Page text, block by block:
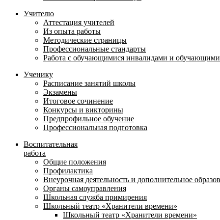
Учителю
Аттестация учителей
Из опыта работы
Методические страницы
Профессиональные стандарты
Работа с обучающимися инвалидами и
Ученику
Расписание занятий школы
Экзамены
Итоговое сочинение
Конкурсы и викторины
Предпрофильное обучение
Профессиональная подготовка
Воспитательная
работа
Общие положения
Профилактика
Внеурочная деятельность и дополнительное
Органы самоуправления
Школьная служба примирения
Школьный театр «Хранители времени»
Школьный театр «Хранители времени»